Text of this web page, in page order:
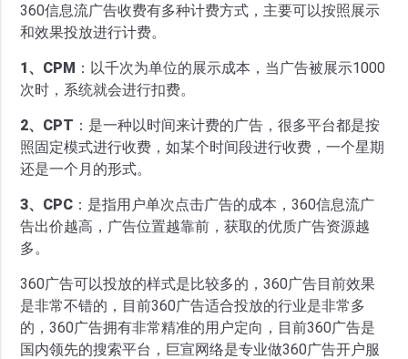
360信息流广告收费有多种计费方式，主要可以按照展示
和效果投放进行计费。
1、CPM ：以千次为单位的展示成本，当广告被展示1000
次时，系统就会进行扣费。
2、CPT ：是一种以时间来计费的广告，很多平台都是按
照固定模式进行收费，如某个时间段进行收费，一个星期
还是一个月的形式。
3、CPC ：是指用户单次点击广告的成本，360信息流广
告出价越高，广告位置越靠前，获取的优质广告资源越
多。
360广告可以投放的样式是比较多的，360广告目前效果
是非常不错的，目前360广告适合投放的行业是非常多
的，360广告拥有非常精准的用户定向，目前360广告是
国内领先的搜索平台，巨宣网络是专业做360广告开户服